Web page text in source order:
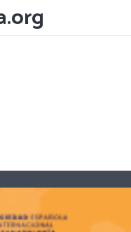
del 7º MUT ULL: La
budista